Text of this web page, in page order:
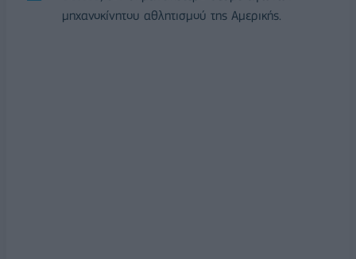
μηχανοκίνητου αθλητισμού της Αμερικής.